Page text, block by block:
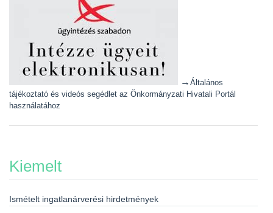
→ Általános
tájékoztató és videós segédlet az Önkormányzati Hivatali Portál
használatához
Kiemelt
Ismételt ingatlanárverési hirdetmények